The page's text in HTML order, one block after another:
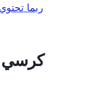
كرسي